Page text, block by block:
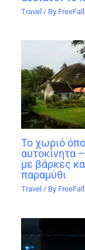
Travel / By
Το χωριό
αυτοκίνητα
με βάρκες
παραμύθι
Travel / By